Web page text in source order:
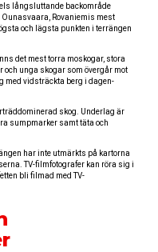
långsluttande backområde
Rovaniemis mest
och lägsta punkten i terrängen
det mest torra moskogar, stora
unga skogar som övergår mot
med vidsträckta berg i dagen-
skog. Underlag är
sumpmarker samt täta och
har inte utmärkts på kartorna
TV-filmfotografer kan röra sig i
bli filmad med TV-